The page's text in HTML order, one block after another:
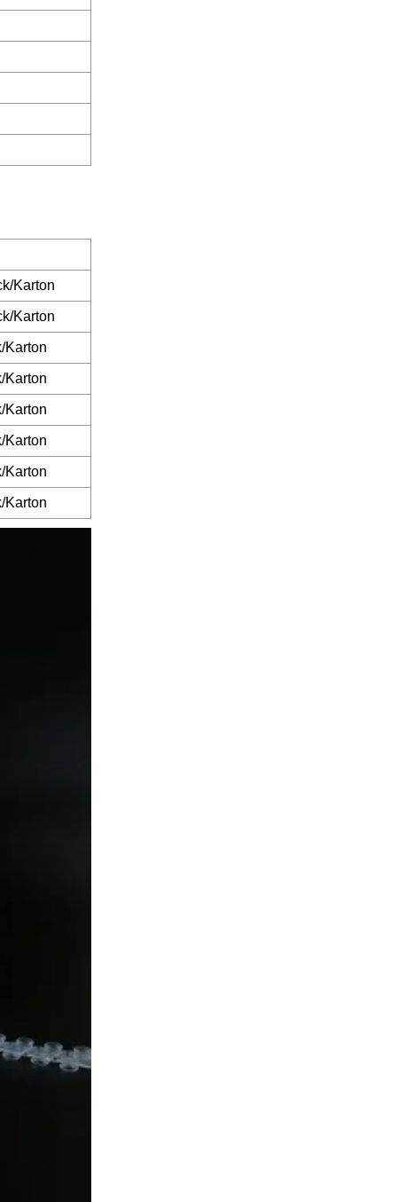
Karton
Karton
Karton
Karton
Karton
Karton
Karton
Karton